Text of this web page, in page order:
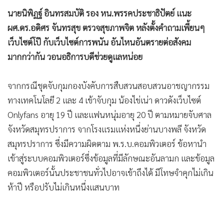
• ต่างประเทศ
• Special Scoop
• เศรษฐกิจ-ธุรกิจ
• จีน
• อาชญากรรม
• Motoring
• เกม
• วิทยาศาสตร์
• SMEs
หุ้น
• อินโดจีน
นายนิพิฏฐ์ อินทรสมบัติ รอง หน.พรรคประชาธิปัตย์ แนะ
ผศ.ดร.อดิศร จันทรสุข ตรวจสุขภาพจิต หลังตั้งคำถามเพี้ยนๆ
เว็บไซต์โป๊ กับเว็บไซต์การพนัน อันไหนอันตรายต่อสังคม
มากกว่ากัน วอนอธิการบดีช่วยดูแลหน่อย
จากกรณีชุดจับกุมกองบังคับการสืบสวนสอบสวนอาชญากรรม
ทางเทคโนโลยี 2 และ 4 เข้าจับกุม น้องไข่เน่า ดาวดังเว็บไซต์
Onlyfans อายุ 19 ปี และแฟนหนุ่มอายุ 20 ปี ตามหมายจับศาล
จังหวัดสมุทรปราการ จากโรงแรมแห่งหนึ่งย่านบางพลี จังหวัด
สมุทรปราการ ซึ่งมีความผิดตาม พ.ร.บ.คอมพิวเตอร์ ข้อหานำ
เข้าสู่ระบบคอมพิวเตอร์ซึ่งข้อมูลที่มีลักษณะอันลามก และข้อมูล
คอมพิวเตอร์นั้นประชาชนทั่วไปอาจเข้าถึงได้ มีโทษจำคุกไม่เกิน
ห้าปี หรือปรับไม่เกินหนึ่งแสนบาท